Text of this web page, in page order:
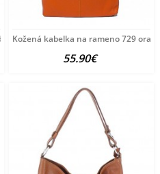
modrá Nebesky
Kožená kabelka na rameno 729
55.90€